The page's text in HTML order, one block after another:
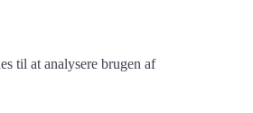
til at analysere brugen af